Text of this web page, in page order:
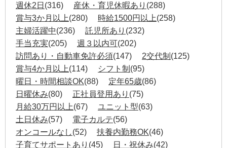
週休2日 (316) 産休・育児休暇あり (288)
賞与3か月以上(280) 時給1500円以上(258)
主婦活躍中(236) 託児所あり (232)
手当充実(205) 週３以内可(202)
訪問あり・自動車免許必須(147) 2交代制 (125)
賞与4か月以上(114) シフト制 (95)
曜日・時間相談OK(88) 定年65歳(86)
日曜休み(80) 正社員登用あり (75)
月給30万円以上(67) ユニット型(63)
土日休み(57) 電子カルテ(56)
オンコールなし(52) 扶養内勤務OK(46)
子育てサポートあり (45) 日・祝休み(42)